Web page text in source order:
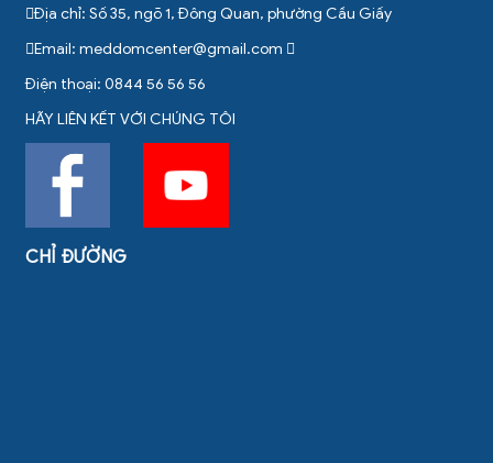
Địa chỉ: Số 35, ngõ 1, Đông Quan, phường Cầu Giấy
Email: meddomcenter@gmail.com
Điện thoại: 0844 56 56 56
HÃY LIÊN KẾT VỚI CHÚNG TÔI
CHỈ ĐƯỜNG